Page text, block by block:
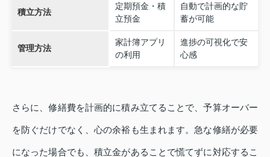
積立方法
定期預金・積
立預金
自動で計画的な貯
蓄が可能
管理方法
家計簿アプリ
の利用
進捗の可視化で安
心感
さらに、修繕費を計画的に積み立てることで、予算オーバー
を防ぐだけでなく、心の余裕も生まれます。急な修繕が必要
になった場合でも、積立金があることで慌てずに対応するこ